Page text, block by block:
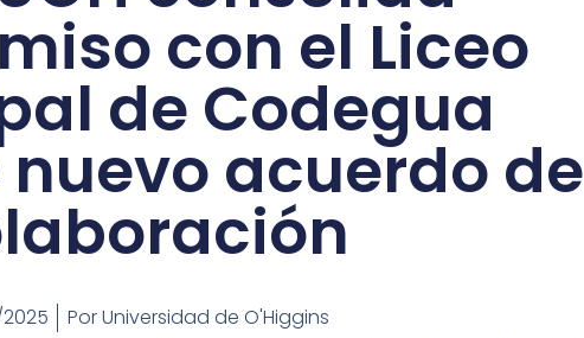
con el Liceo
de Codegua
acuerdo de
PorUniversidad de O'Higgins